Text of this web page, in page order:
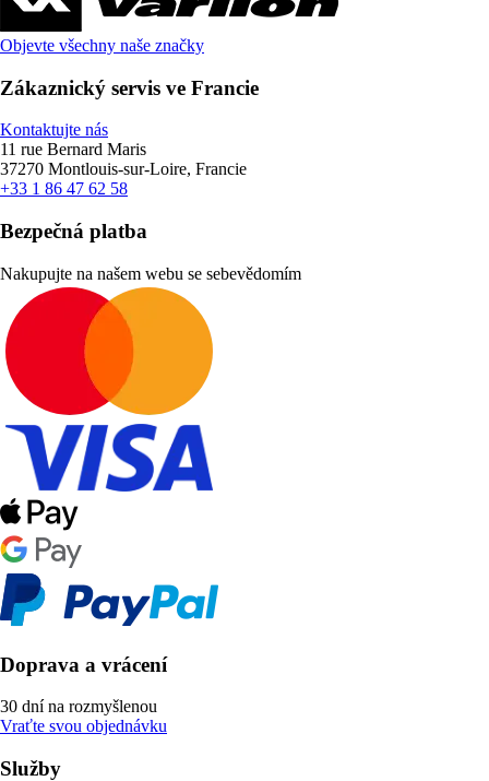
Objevte všechny naše značky
Zákaznický servis ve Francie
Kontaktujte nás
11 rue Bernard Maris
37270 Montlouis-sur-Loire, Francie
+33 1 86 47 62 58
Bezpečná platba
Nakupujte na našem webu se sebevědomím
Doprava a vrácení
30 dní na rozmyšlenou
Vraťte svou objednávku
Služby